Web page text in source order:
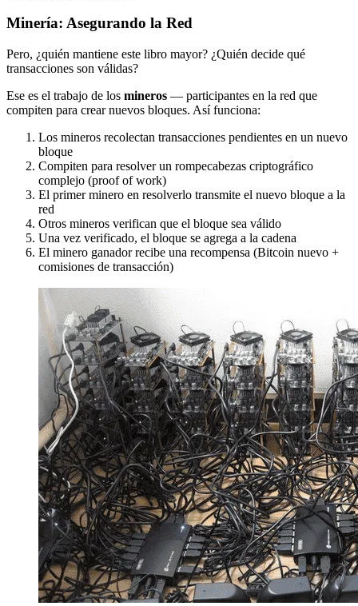
Minería: Asegurando la Red
Pero, ¿quién mantiene este libro mayor? ¿Quién decide qué
transacciones son válidas?
Ese es el trabajo de los mineros — participantes en la red que
compiten para crear nuevos bloques. Así funciona:
Los mineros recolectan transacciones pendientes en un nuevo
bloque
Compiten para resolver un rompecabezas criptográfico
complejo (proof of work)
El primer minero en resolverlo transmite el nuevo bloque a la
red
Otros mineros verifican que el bloque sea válido
Una vez verificado, el bloque se agrega a la cadena
El minero ganador recibe una recompensa (Bitcoin nuevo +
comisiones de transacción)